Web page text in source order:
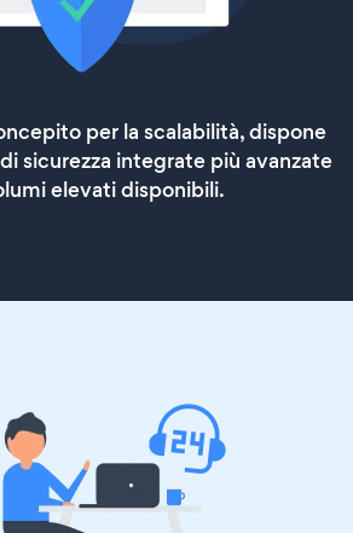
per la scalabilità, dispone
sicurezza integrate più avanzate
elevati disponibili.